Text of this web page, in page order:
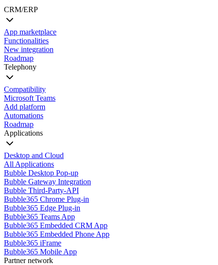
CRM/ERP
App marketplace
Functionalities
New integration
Roadmap
Telephony
Compatibility
Microsoft Teams
Add platform
Automations
Roadmap
Applications
Desktop and Cloud
All Applications
Bubble Desktop Pop-up
Bubble Gateway Integration
Bubble Third-Party-API
Bubble365 Chrome Plug-in
Bubble365 Edge Plug-in
Bubble365 Teams App
Bubble365 Embedded CRM App
Bubble365 Embedded Phone App
Bubble365 iFrame
Bubble365 Mobile App
Partner network